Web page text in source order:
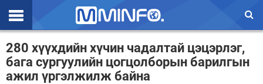
Эхлэл
Цаг агаар
280 хүүхдийн хүчин чадалтай цэцэрлэг,
бага сургуулийн цогцолборын барилгын
ажил үргэлжилж байна